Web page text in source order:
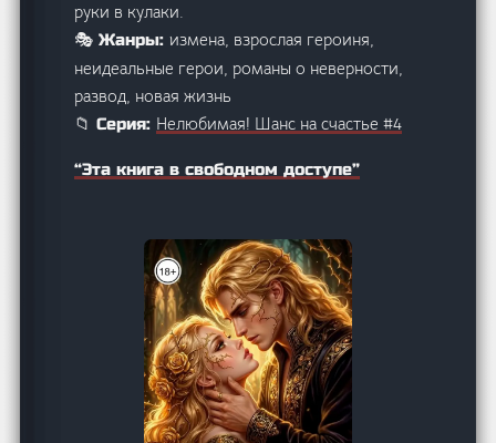
руки в кулаки.
🎭 Жанры:измена, взрослая героиня,
неидеальные герои, романы о неверности,
развод, новая жизнь
📁 Серия: Нелюбимая! Шанс на счастье #4
“Эта книга в свободном доступе”